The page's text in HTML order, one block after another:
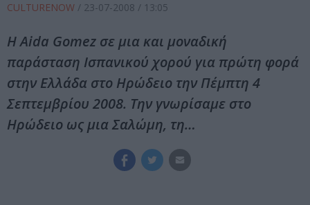
CULTURENOW / 23-07-2008 / 13:05
Η Aida Gomez σε μια και μοναδική
παράσταση Ισπανικού χορού για πρώτη φορά
στην Ελλάδα στο Ηρώδειο την Πέμπτη 4
Σεπτεμβρίου 2008. Την γνωρίσαμε στο
Ηρώδειο ως μια Σαλώμη, τη…